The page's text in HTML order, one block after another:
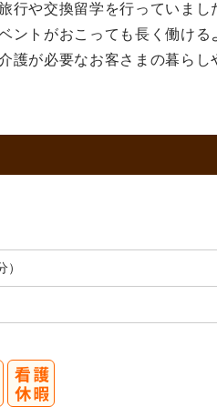
行や交換留学を行っていまし
ントがおこっても長く働ける
護が必要なお客さまの暮らし